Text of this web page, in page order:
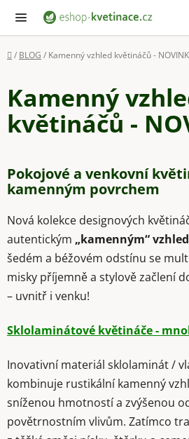
obsah
Domů
/ BLOG / Kamenný vzhled květináčů -
Kamenný
květináčů -
Pokojové a venkovní
kamenným povrchem
Nová kolekce designových
autentickým „kamenným“
šedém a béžovém odstínu se
misky příjemně a stylově začlení
– uvnitř i venku!
Sklolaminátové květináče -
Inovativní materiál sklolaminát /
kombinuje rustikální kamenný
sníženou hmotností a zvýšenou
povětrnostním vlivům. Zatímco